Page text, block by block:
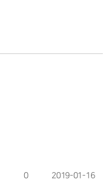
0 2019-01-16